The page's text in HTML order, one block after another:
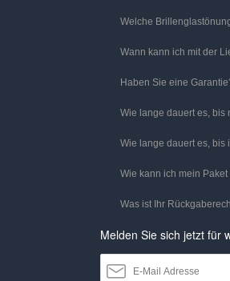
Welche
Wann kann ich mit der
Haben Sie eine
Wie lange dauert es, bis
Wie lange dauert es, bis
Wie kann ich mein
Was ist Ihr
Melden Sie sich jetzt für